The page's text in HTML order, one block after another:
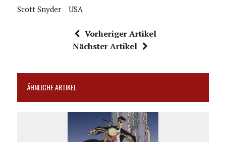
Scott Snyder
USA
Vorheriger Artikel
Nächster Artikel
ÄHNLICHE ARTIKEL